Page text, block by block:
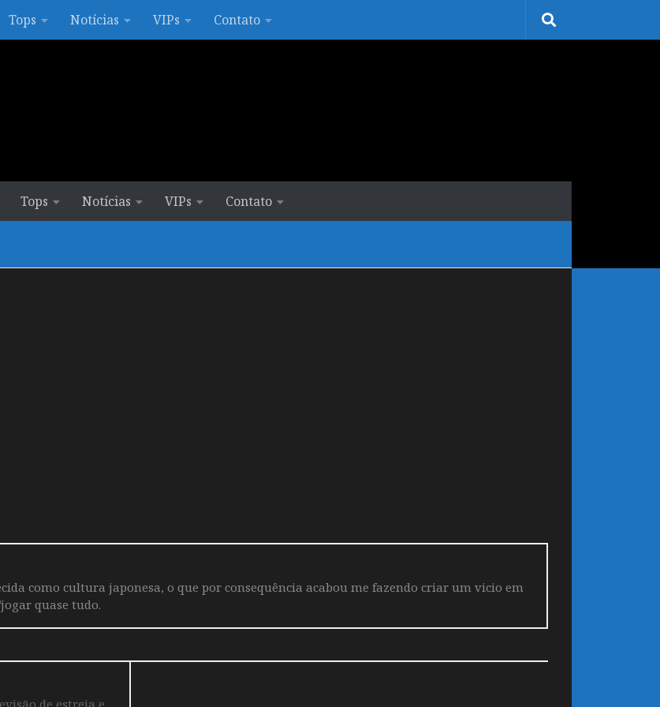
Tops Notícias VIPs Contato
Tops Notícias VIPs Contato
como cultura japonesa, o que por consequência acabou me fazendo criar um vicio em
quase tudo.
de estreia e